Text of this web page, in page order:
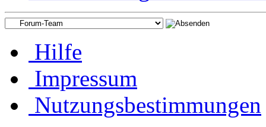
Hilfe
Impressum
Nutzungsbestimmungen